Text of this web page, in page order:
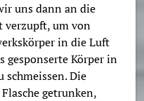
uns dann an die
verzupft, um von
in die Luft
gesponserte Körper in
Die
getrunken,